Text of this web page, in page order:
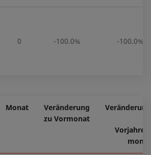
0 -100.0% -100.0%
Monat
Veränderung
zu Vormonat
Veränderung
Vorjahres-
monat